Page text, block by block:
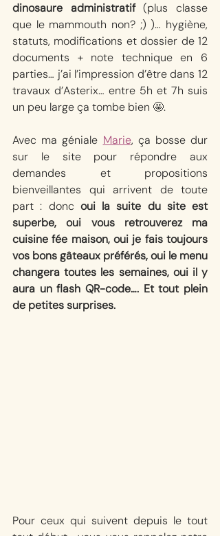
dinosaure administratif (plus classe
que le mammouth non? ;) )… hygiène,
statuts, modifications et dossier de 12
documents + note technique en 6
parties… j’ai l’impression d’être dans 12
travaux d’Asterix… entre 5h et 7h suis
un peu large ça tombe bien 🤩.
Avec ma géniale Marie, ça bosse dur
sur le site pour répondre aux
demandes et propositions
bienveillantes qui arrivent de toute
part : donc oui la suite du site est
superbe, oui vous retrouverez ma
cuisine fée maison, oui je fais toujours
vos bons gâteaux préférés, oui le menu
changera toutes les semaines, oui il y
aura un flash QR-code…. Et tout plein
de petites surprises.
Pour ceux qui suivent depuis le tout